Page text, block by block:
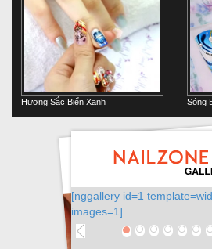
Hương Sắc Biển Xanh Sóng
[nggallery id=3
images=1]